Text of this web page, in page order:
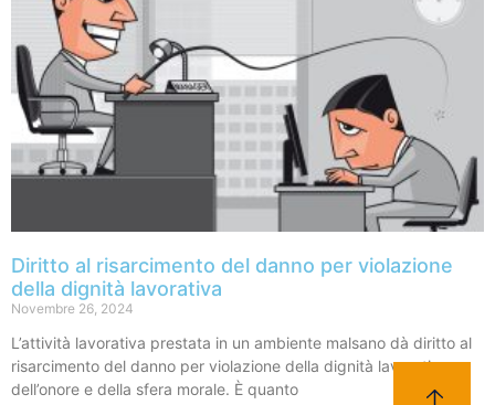
Diritto al risarcimento del danno per violazione
della dignità lavorativa
Novembre 26, 2024
L’attività lavorativa prestata in un ambiente malsano dà diritto al
risarcimento del danno per violazione della dignità lavorativa,
dell’onore e della sfera morale. È quanto